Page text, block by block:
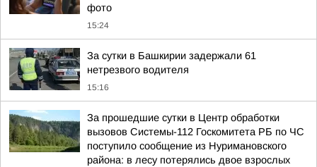
фото
15:24
За сутки в Башкирии задержали 61
нетрезвого водителя
15:16
За прошедшие сутки в Центр обработки
вызовов Системы-112 Госкомитета РБ по ЧС
поступило сообщение из Нуримановского
района: в лесу потерялись двое взрослых